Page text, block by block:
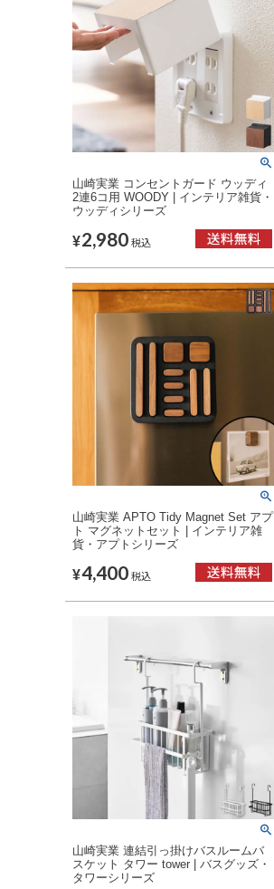
山崎実業 コンセントガード ウッディ
2連6コ用 WOODY | インテリア雑貨・
ウッディシリーズ
¥2,980税込
山崎実業 APTO Tidy Magnet Set アプ
ト マグネットセット | インテリア雑
貨・アプトシリーズ
¥4,400税込
山崎実業 連結引っ掛けバスルームバ
スケット タワー tower | バスグッズ・
タワーシリーズ